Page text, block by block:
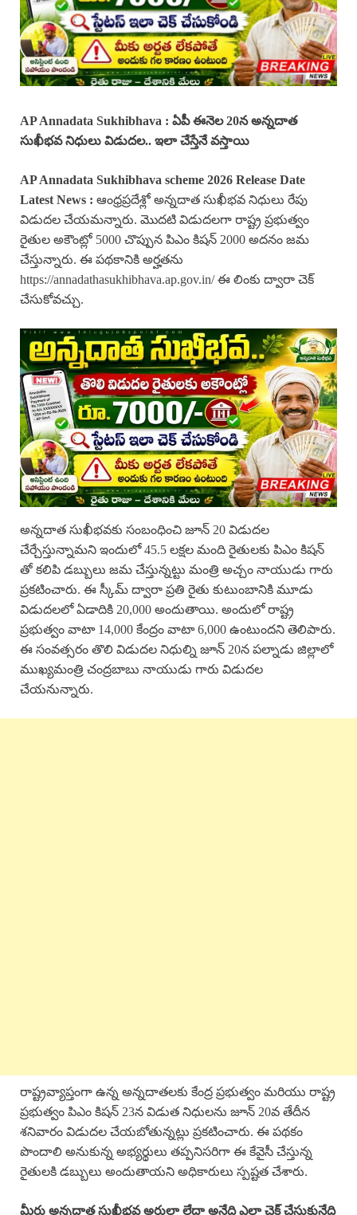
APAnnadata Sukhibhava : ఏపీ ఈనెల 20న అన్నదాత
సుఖీభవ నిధులు విడుదల.. ఇలా చేస్తేనే వస్తాయి
APAnnadata Sukhibhava scheme 2026 Release Date
Latest News : ఆంధ్రప్రదేశ్లో అన్నదాత సుఖీభవ నిధులు రేపు
విడుదల చేయమన్నారు. మొదటి విడుదలగా రాష్ట్ర ప్రభుత్వం
రైతుల అకౌంట్లో 5000 చొప్పున పిఎం కిషన్ 2000 అదనం జమ
చేస్తున్నారు. ఈ పథకానికి అర్హతను
https://annadathasukhibhava.ap.gov.in/ ఈ లింకు ద్వారా చెక్
చేసుకోవచ్చు.
అన్నదాత సుఖీభవకు సంబంధించి జూన్ 20 విడుదల
చేర్చేస్తున్నామని ఇందులో 45.5 లక్షల మంది రైతులకు పిఎం కిషన్
తో కలిపి డబ్బులు జమ చేస్తున్నట్టు మంత్రి అచ్చం నాయుడు గారు
ప్రకటించారు. ఈ స్కీమ్ ద్వారా ప్రతి రైతు కుటుంబానికి మూడు
విడుదలలో ఏడాదికి 20,000 అందుతాయి. అందులో రాష్ట్ర
ప్రభుత్వం వాటా 14,000 కేంద్రం వాటా 6,000 ఉంటుందని తెలిపారు.
ఈ సంవత్సరం తొలి విడుదల నిధుల్ని జూన్ 20న పల్నాడు జిల్లాలో
ముఖ్యమంత్రి చంద్రబాబు నాయుడు గారు విడుదల
చేయనున్నారు.
రాష్ట్రవ్యాప్తంగా ఉన్న అన్నదాతలకు కేంద్ర ప్రభుత్వం మరియు రాష్ట్ర
ప్రభుత్వం పిఎం కిషన్ 23న విడుత నిధులను జూన్ 20వ తేదీన
శనివారం విడుదల చేయబోతున్నట్లు ప్రకటించారు. ఈ పథకం
పొందాలి అనుకున్న అభ్యర్థులు తప్పనిసరిగా ఈ కేవైసీ చేస్తున్న
రైతులకి డబ్బులు అందుతాయని అధికారులు స్పష్టత చేశారు.
మీరు అన్నదాత సుఖీభవ అర్హులా లేదా అనేది ఎలా చెక్ చేసుకునేది